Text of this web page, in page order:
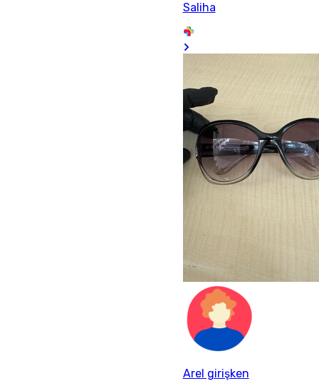
Saliha
Arel girişken